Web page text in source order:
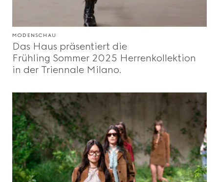
MODENSCHAU
Das Haus präsentiert die
Frühling Sommer 2025 Herrenkollektion
in der Triennale Milano.